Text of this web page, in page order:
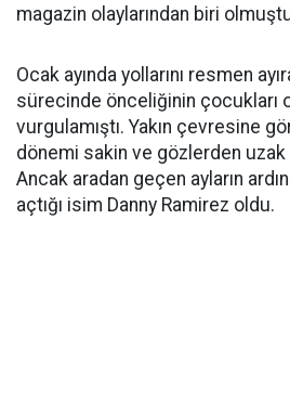
magazin olaylarından biri
Ocak ayında yollarını resmen
sürecinde önceliğinin çocukları
vurgulamıştı. Yakın çevresine
dönemi sakin ve gözlerden
Ancak aradan geçen ayların
açtığı isim Danny Ramirez oldu.